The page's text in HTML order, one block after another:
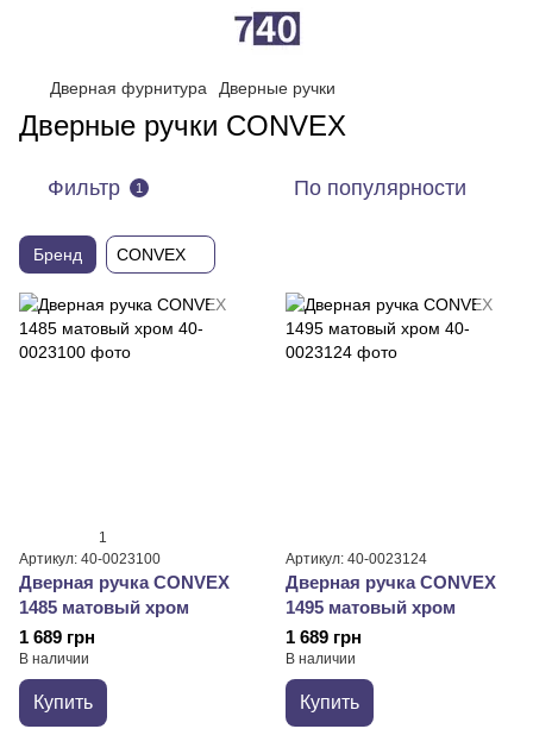
Дверная фурнитура Дверные ручки
Дверные ручки CONVEX
Фильтр 1 По популярности
Бренд CONVEX
1
Артикул: 40-0023100
Дверная ручка CONVEX
1485 матовый хром
1 689 грн
В наличии
Купить
Артикул: 40-0023124
Дверная ручка CONVEX
1495 матовый хром
1 689 грн
В наличии
Купить